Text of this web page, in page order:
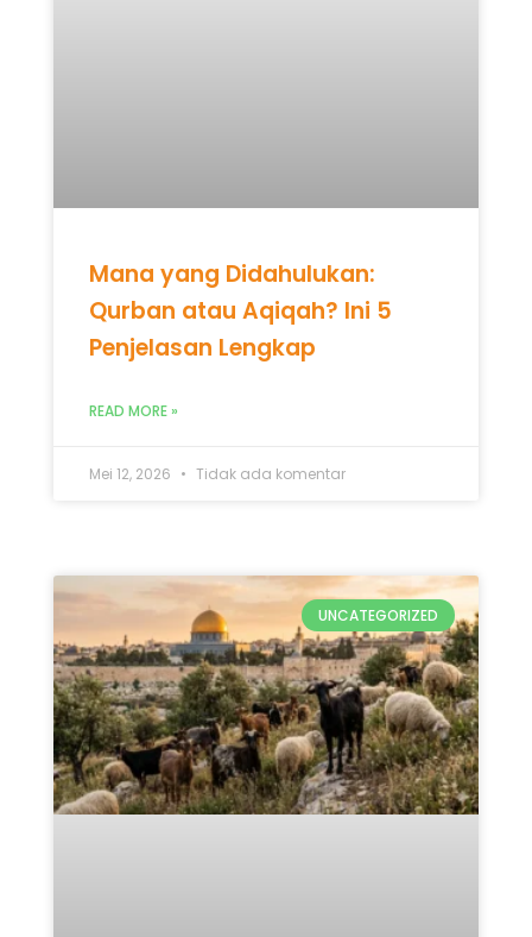
Mana yang Didahulukan:
Qurban atau Aqiqah? Ini 5
Penjelasan Lengkap
READ MORE »
Mei 12, 2026 Tidak ada komentar
UNCATEGORIZED